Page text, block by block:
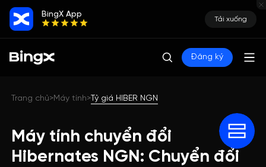
BingX App
Tải xuống
Đăng ký
Trang chủ>Máy tính>Tỷ giá HIBER NGN
Máy tính chuyển đổi
Hibernates NGN: Chuyển đổi